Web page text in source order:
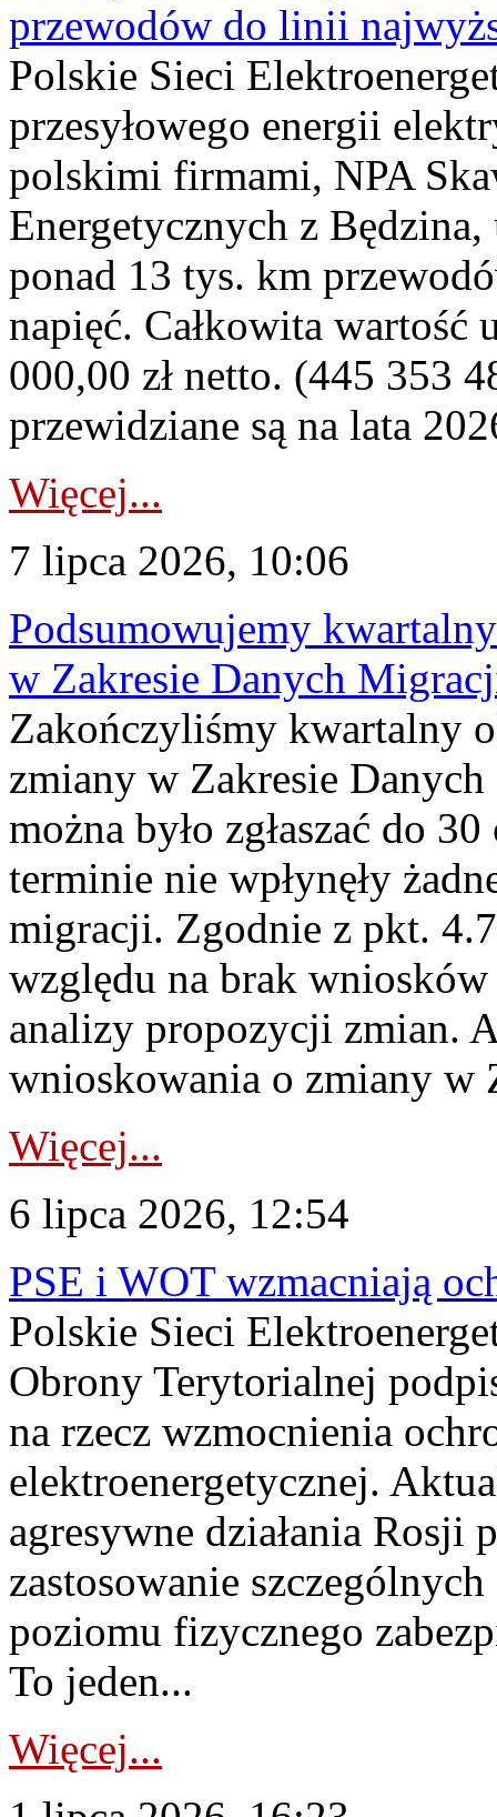
przewodów do linii
Polskie Sieci
przesyłowego energii
polskimi firmami, NPA
Energetycznych z
ponad 13 tys. km
napięć. Całkowita
000,00 zł netto. (445 353
przewidziane są na lata
Więcej...
7 lipca 2026, 10:06
Podsumowujemy
w Zakresie Danych
Zakończyliśmy kwartalny
zmiany w Zakresie
można było zgłaszać do
terminie nie wpłynęły
migracji. Zgodnie z pkt.
względu na brak
analizy propozycji zmian.
wnioskowania o zmiany w
Więcej...
6 lipca 2026, 12:54
PSE i WOT wzmacniają
Polskie Sieci
Obrony Terytorialnej
na rzecz wzmocnienia
elektroenergetycznej.
agresywne działania Rosji
zastosowanie
poziomu fizycznego
To jeden...
Więcej...